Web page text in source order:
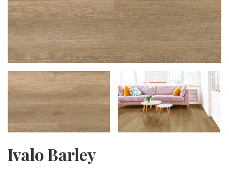
Ivalo Barley